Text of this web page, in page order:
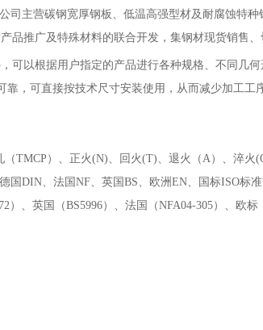
司主营碳钢宽厚钢板、低温高强型材及耐腐蚀特
品推广及特殊材料的联合开发，集钢材现货销售
可以根据用户指定的产品进行各种规格、不同几
，可直接按技术尺寸安装使用，从而减少加工工
（TMCP）、正火(N)、回火(T)、退火（A）、淬火
国DIN、法国NF、英国BS、欧洲EN、国标ISO标
）、英国（BS5996）、法国（NFA04-305）、欧标